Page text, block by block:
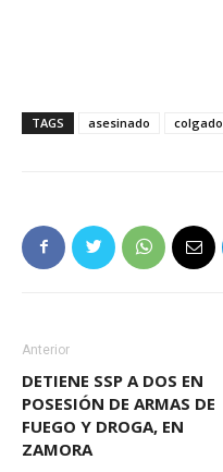
TAGS asesinado colgado
Anterior
DETIENE SSP A DOS EN
POSESIÓN DE ARMAS DE
FUEGO Y DROGA, EN
ZAMORA